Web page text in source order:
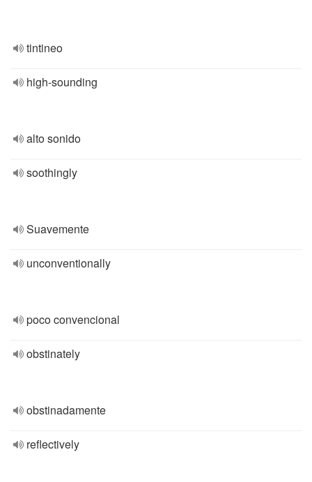
tintineo
high-sounding
alto sonido
soothingly
Suavemente
unconventionally
poco convencional
obstinately
obstinadamente
reflectively